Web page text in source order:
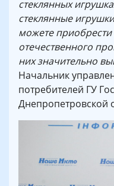
стеклянных
стеклянные
можете
отечественного
них значительно
Начальник
потребителей ГУ
Днепропетровской